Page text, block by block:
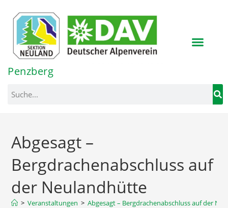
springen
Penzberg
Abgesagt –
Bergdrachenabschluss auf
der Neulandhütte
> Veranstaltungen > Abgesagt – Bergdrachenabschluss auf der